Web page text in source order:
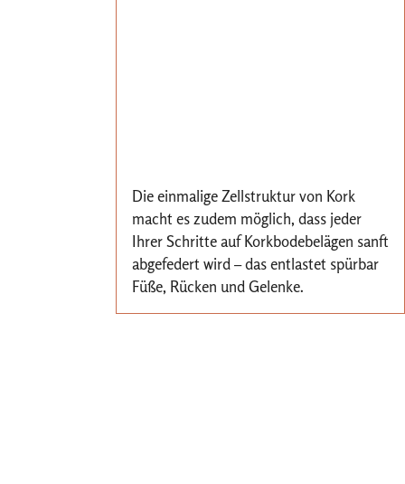
Die einmalige Zellstruktur von Kork
macht es zudem möglich, dass jeder
Ihrer Schritte auf Korkbodebelägen sanft
abgefedert wird – das entlastet spürbar
Füße, Rücken und Gelenke.